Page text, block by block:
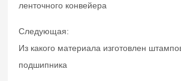
ленточного конвейера
Следующая:
Из какого материала изготовлен
подшипника